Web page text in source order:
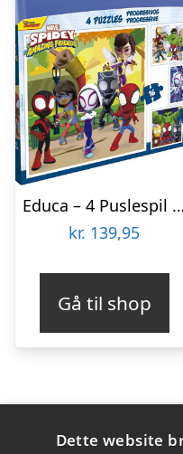
Educa – 4 Puslespil I Kuffert – 6-9-12-16 Brikker – Spidey & His Amazing Friends
kr. 139,95
Gå til shop
Varekategorier
Dette website